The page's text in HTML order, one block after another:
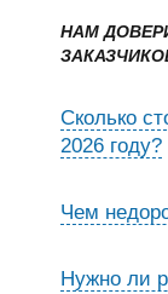
НАМ
Сколько
2026 году?
Чем
Нужно ли